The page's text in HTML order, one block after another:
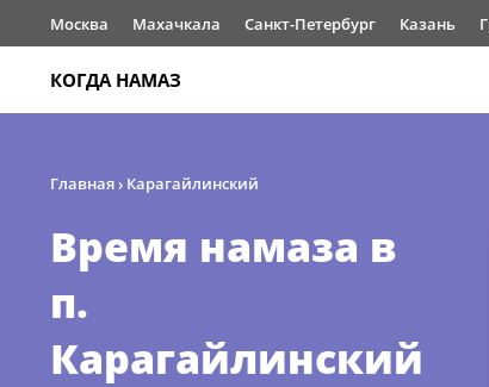
Москва Махачкала Санкт-Петербург Казань
КОГДА НАМАЗ
Главная› Карагайлинский
Время намаза в
п.
Карагайлинский